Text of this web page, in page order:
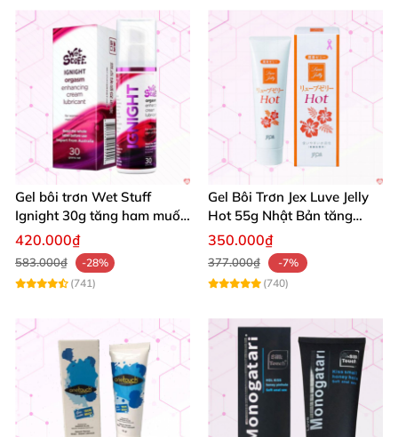
Gel bôi trơn Wet Stuff
Ignight 30g tăng ham muốn
se khít âm đạo kích thích
420.000₫
583.000₫
-28%
(741)
Gel Bôi Trơn Jex Luve Jelly
Hot 55g Nhật Bản tăng
hưng phấn cảm xúc
350.000₫
377.000₫
-7%
(740)